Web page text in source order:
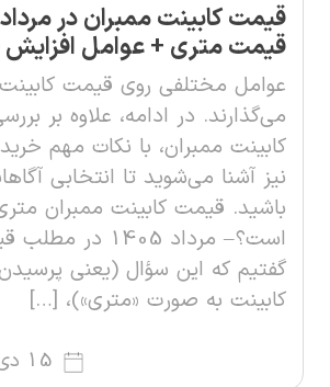
قیمت متری + عوامل
عوامل مختلفی روی قیمت کابینت
می‌گذارند. در ادامه، علاوه بر
کابینت ممبران، با نکات مهم
نیز آشنا می‌شوید تا انتخابی
باشید. قیمت کابینت ممبران
است؟ – مرداد 1405
گفتیم که این سؤال (یعنی
کابینت به صورت «متری»)، […]
15 دی 1404